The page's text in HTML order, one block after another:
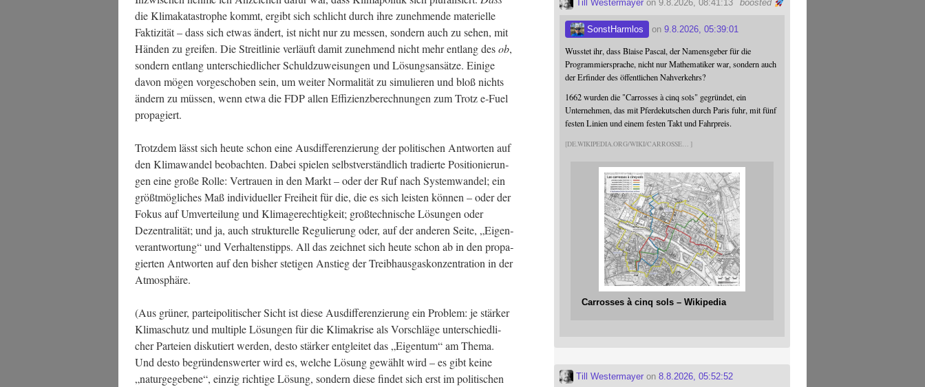
die Kli­ma­ka­ta­stro­phe kommt, ergibt sich schlicht durch ihre zuneh­men­de mate­ri­el­le
Fak­ti­zi­tät – dass sich etwas ändert, ist nicht nur zu mes­sen, son­dern auch zu sehen, mit
Hän­den zu grei­fen. Die Streit­li­nie ver­läuft damit zuneh­mend nicht mehr ent­lang desob,
son­dern ent­lang unter­schied­li­cher Schuld­zu­wei­sun­gen und Lösungs­an­sät­ze. Eini­ge
davon mögen vor­ge­scho­ben sein, um wei­ter Nor­ma­li­tät zu simu­lie­ren und bloß nichts
ändern zu müs­sen, wenn etwa die FDP allen Effi­zi­enz­be­rech­nun­gen zum Trotz e‑Fuel
propagiert.
Trotz­dem lässt sich heu­te schon eine Aus­dif­fe­ren­zie­rung der poli­ti­schen Ant­wor­ten auf
den Kli­ma­wan­del beob­ach­ten. Dabei spie­len selbst­ver­ständ­lich tra­dier­te Posi­tio­nie­run­
gen eine gro­ße Rol­le: Ver­trau­en in den Markt – oder der Ruf nach Sys­tem­wan­del; ein
größt­mög­li­ches Maß indi­vi­du­el­ler Frei­heit für die, die es sich leis­ten kön­nen – oder der
Fokus auf Umver­tei­lung und Kli­ma­ge­rech­tig­keit; groß­tech­ni­sche Lösun­gen oder
Dezen­tra­li­tät; und ja, auch struk­tu­rel­le Regu­lie­rung oder, auf der ande­ren Sei­te, „Eigen­
ver­ant­wor­tung“ und Ver­hal­tens­tipps. All das zeich­net sich heu­te schon ab in den pro­pa­
gier­ten Ant­wor­ten auf den bis­her ste­ti­gen Anstieg der Treib­haus­gas­kon­zen­tra­ti­on in der
Atmosphäre.
(Aus grü­ner, par­tei­po­li­ti­scher Sicht ist die­se Aus­dif­fe­ren­zie­rung ein Pro­blem: je stär­ker
Kli­ma­schutz und mul­ti­ple Lösun­gen für die Kli­ma­kri­se als Vor­schlä­ge unter­schied­li­
cher Par­tei­en dis­ku­tiert wer­den, des­to stär­ker ent­glei­tet das „Eigen­tum“ am The­ma.
Und des­to begrün­dens­wer­ter wird es, wel­che Lösung gewählt wird – es gibt kei­ne
„natur­ge­ge­be­ne“, ein­zig rich­ti­ge Lösung, son­dern die­se fin­det sich erst im poli­ti­schen
boosted
Till Westermayer on 9.8.2026, 08:41:13
SonstHarmlos on9.8.2026, 05:39:01
Wusstet ihr, dass Blaise Pascal, der Namensgeber für die
Programmiersprache, nicht nur Mathematiker war, sondern auch
der Erfinder des öffentlichen Nahverkehrs?
1662 wurden die "Carrosses à cinq sols" gegründet, ein
Unternehmen, das mit Pferdekutschen durch Paris fuhr, mit fünf
festen Linien und einem festen Takt und Fahrpreis.
DE.WIKIPEDIA.ORG/WIKI/CARROSSE
Carrosses à cinq sols – Wikipedia
Till Westermayer on8.8.2026, 05:52:52